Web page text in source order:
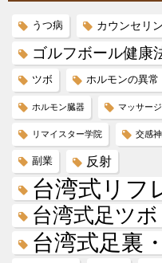
うつ病 カウンセリ
ゴルフボール健康
ツボ ホルモンの異常
ホルモン臓器 マッサージ
リマイスター学院 交感
副業 反射
台湾式リフ
台湾式足ツボ
台湾式足裏